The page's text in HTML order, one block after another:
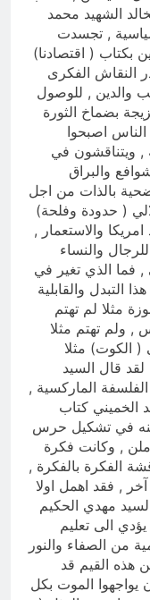
الشهيد محمد
, تجسدت
بكتاب ( اقتصادنا)
النقاش الفكرى
والدين , للوصول
بضماخ الثورة
اصبحوا
, ويتناقشون في
والبراق
بالذات من اجل
( حدودة وفلحة)
والاستعمار ,
والنساء
, فما الذي تغير في
التبدل والقابلية
مثلا لم تهتم
, ولم تهتم مثلا
( الكوت) مثلا
. لقد قال السيد
الماركسية ,
الخميني كتاب
منه في تشكيل حرس
, وكانت فكرة
الفكرة بالفكرة ,
, فقد اهمل اولا
مهدي الحكيم
يؤدي الى تعليم
من الصفاء والنور
هذه القيم قد
الموت بكل